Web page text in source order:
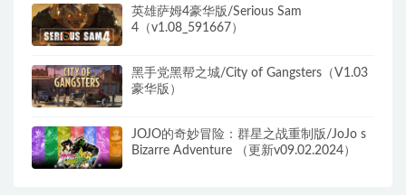
英雄萨姆4豪华版/Serious Sam
4（v1.08_591667）
黑手党黑帮之城/City of Gangsters（V1.03
豪华版）
JOJO的奇妙冒险：群星之战重制版/JoJo s
Bizarre Adventure （更新v09.02.2024）